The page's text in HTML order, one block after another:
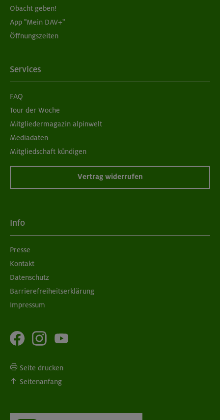
Obacht geben!
App "Mein DAV+"
Öffnungszeiten
Services
FAQ
Tour der Woche
Mitgliedermagazin alpinwelt
Mediadaten
Mitgliedschaft kündigen
Vertrag widerrufen
Info
Presse
Kontakt
Datenschutz
Barrierefreiheitserklärung
Impressum
Seite drucken
Seitenanfang